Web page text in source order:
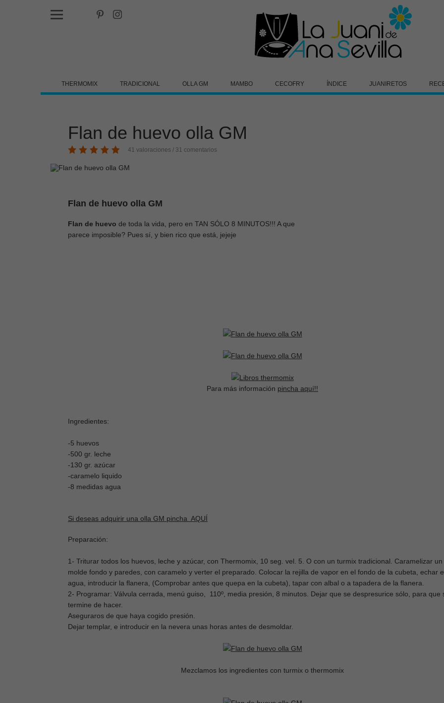
THERMOMIX TRADICIONAL OLLA GM MAMBO CECOFRY ÍNDICE JUANIRETOS
Flan de huevo olla GM
41 valoraciones / 31 comentarios
Flan de huevo olla GM
Flan de huevo de toda la vida, pero en TAN SÓLO 8 MINUTOS!!! A que
parece imposible? Pues sí, y bien rico que está, jejeje
Para más información pincha aquí!!
Ingredientes:
-5 huevos
-500 gr. leche
-130 gr. azúcar
-caramelo liquido
-8 medidas agua
Si deseas adquirir una olla GM pincha AQUÍ
Preparación:
1- Triturar todos los huevos, leche y azúcar, con Thermomix, 10 seg. vel. 5. O con un turmix tradicional. Caramelizar un
molde fondo y paredes, con caramelo y verter el preparado. Colocar la rejilla de vapor en el fondo de la cubeta, echar
agua, introducir la flanera, (Comprobar antes que quepa en la cubeta), tapar con albal o a tapadera de la flanera.
2- Programar: Válvula cerrada, menú guiso, 110º, media presión, 8 minutos. Dejar que se despresurice sólo, para que
termine de hacer.
Aseguraros de que haya cogido presión.
Dejar templar, e introducir en la nevera unas horas antes de desmoldar.
Mezclamos los ingredientes con turmix o thermomix